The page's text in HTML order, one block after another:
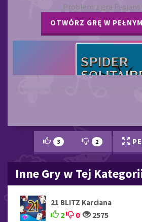
Problem z grą Pasjans
OTWÓRZ GRĘ W
3 2
Inne Gry w Tej
21 BLITZ Karciana
2 0 2575